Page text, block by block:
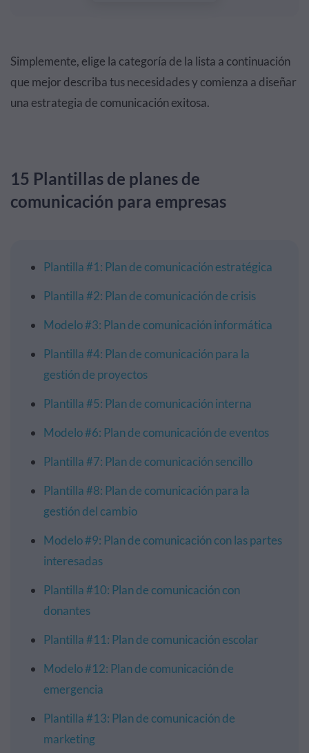
Simplemente, elige la categoría de la lista a continuación
que mejor describa tus necesidades y comienza a diseñar
una estrategia de comunicación exitosa.
15 Plantillas de planes de
comunicación para empresas
Plantilla #1: Plan de comunicación estratégica
Plantilla #2: Plan de comunicación de crisis
Modelo #3: Plan de comunicación informática
Plantilla #4: Plan de comunicación para la
gestión de proyectos
Plantilla #5: Plan de comunicación interna
Modelo #6: Plan de comunicación de eventos
Plantilla #7: Plan de comunicación sencillo
Plantilla #8: Plan de comunicación para la
gestión del cambio
Modelo #9: Plan de comunicación con las partes
interesadas
Plantilla #10: Plan de comunicación con
donantes
Plantilla #11: Plan de comunicación escolar
Modelo #12: Plan de comunicación de
emergencia
Plantilla #13: Plan de comunicación de
marketing